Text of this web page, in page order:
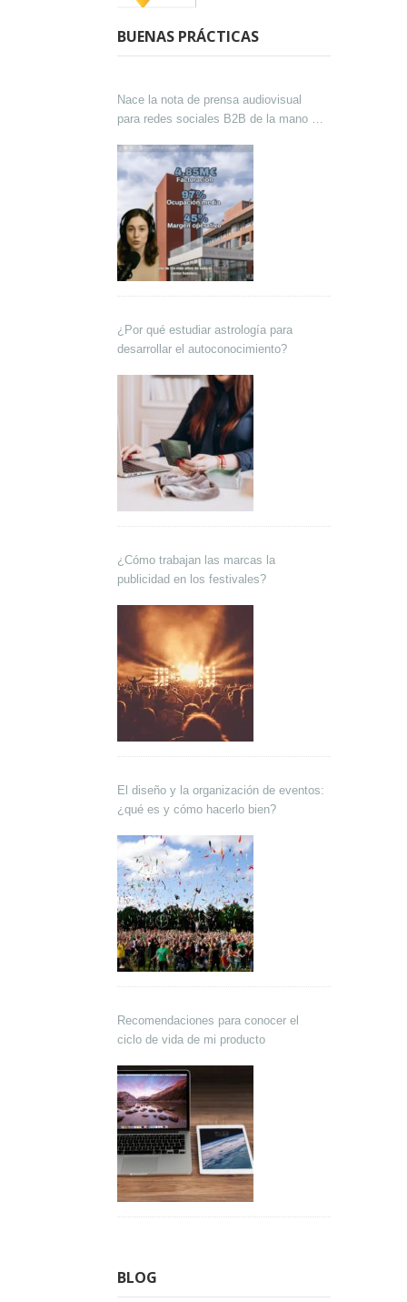
BUENAS PRÁCTICAS
Nace la nota de prensa audiovisual
para redes sociales B2B de la mano de
¿Por qué estudiar astrología para
desarrollar el autoconocimiento?
¿Cómo trabajan las marcas la
publicidad en los festivales?
El diseño y la organización de eventos:
¿qué es y cómo hacerlo bien?
Recomendaciones para conocer el
ciclo de vida de mi producto
BLOG